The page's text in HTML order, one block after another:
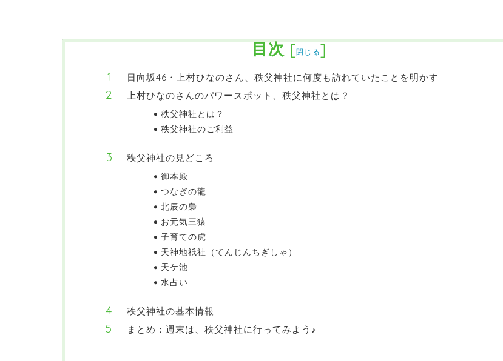
目次 [閉じる]
日向坂46・上村ひなのさん、秩父神社に何度も訪れていたことを明かす
上村ひなのさんのパワースポット、秩父神社とは？
秩父神社とは？
秩父神社のご利益
秩父神社の見どころ
御本殿
つなぎの龍
北辰の梟
お元気三猿
子育ての虎
天神地祇社（てんじんちぎしゃ）
天ケ池
水占い
秩父神社の基本情報
まとめ：週末は、秩父神社に行ってみよう♪